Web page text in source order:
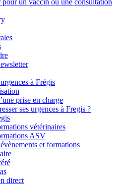
pour un vaccin ou une consultation
à Frégis
prise en charge
ses urgences à Fregis ?
vétérinaires
ASV
et formations
direct